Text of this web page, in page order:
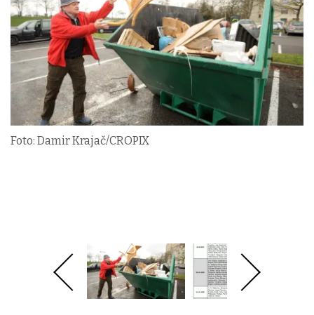
Foto: Damir Krajač/CROPIX